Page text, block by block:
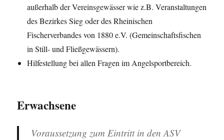
außerhalb der Vereinsgewässer wie z.B. Veranstaltungen
des Bezirkes Sieg oder des Rheinischen
Fischerverbandes von 1880 e.V. (Gemeinschaftsfischen
in Still- und Fließgewässern).
Hilfestellung bei allen Fragen im Angelsportbereich.
Erwachsene
Voraussetzung zum Eintritt in den ASV